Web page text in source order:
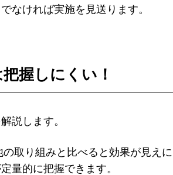
なければ実施を見送ります。
握しにくい！
説します。
取り組みと比べると効果が見え
量的に把握できます。